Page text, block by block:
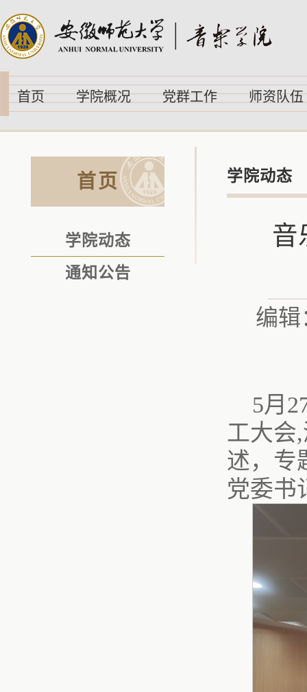
首页 学院概况 党群工作 师资队伍
首页
学院动态
通知公告
学院动态
音
编辑
5月
工大会
述，专
党委书